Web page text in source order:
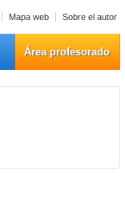
Mapa web Sobre el autor
Área profesorado